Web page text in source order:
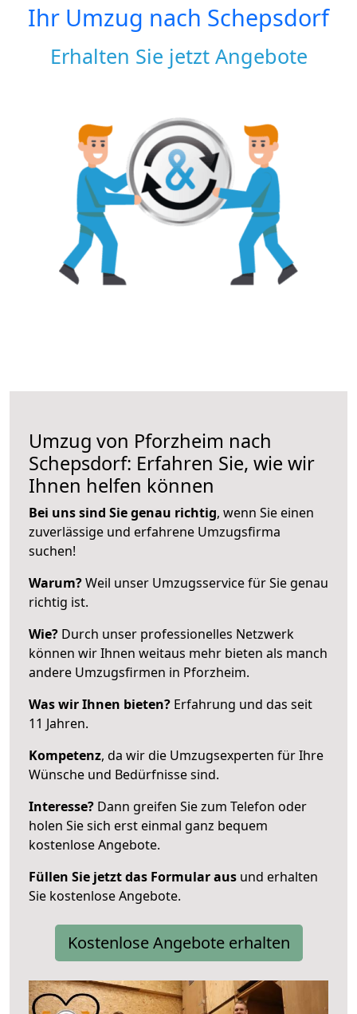
Ihr Umzug nach Schepsdorf
Erhalten Sie jetzt Angebote
Umzug von Pforzheim nach
Schepsdorf: Erfahren Sie, wie wir
Ihnen helfen können
Bei uns sind Sie genau richtig, wenn Sie einen
zuverlässige und erfahrene Umzugsfirma
suchen!
Warum?Weil unser Umzugsservice für Sie genau
richtig ist.
Wie? Durch unser professionelles Netzwerk
können wir Ihnen weitaus mehr bieten als manch
andere Umzugsfirmen in Pforzheim.
Was wir Ihnen bieten? Erfahrung und das seit
11 Jahren.
Kompetenz, da wir die Umzugsexperten für Ihre
Wünsche und Bedürfnisse sind.
Interesse? Dann greifen Sie zum Telefon oder
holen Sie sich erst einmal ganz bequem
kostenlose Angebote.
Füllen Sie jetzt das Formular aus und erhalten
Sie kostenlose Angebote.
Kostenlose Angebote erhalten